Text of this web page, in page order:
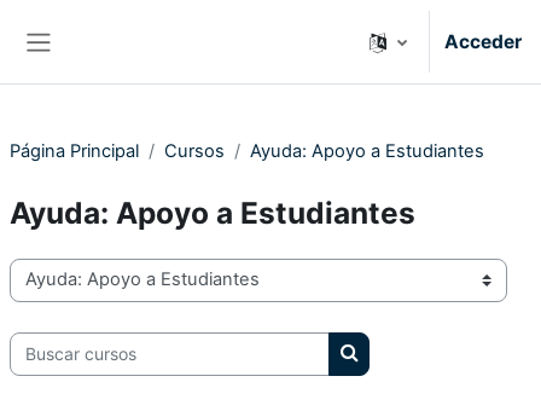
Acceder
Página Principal Cursos Ayuda: Apoyo a Estudiantes
Ayuda: Apoyo a Estudiantes
Categorías
Buscar cursos
Buscar cursos